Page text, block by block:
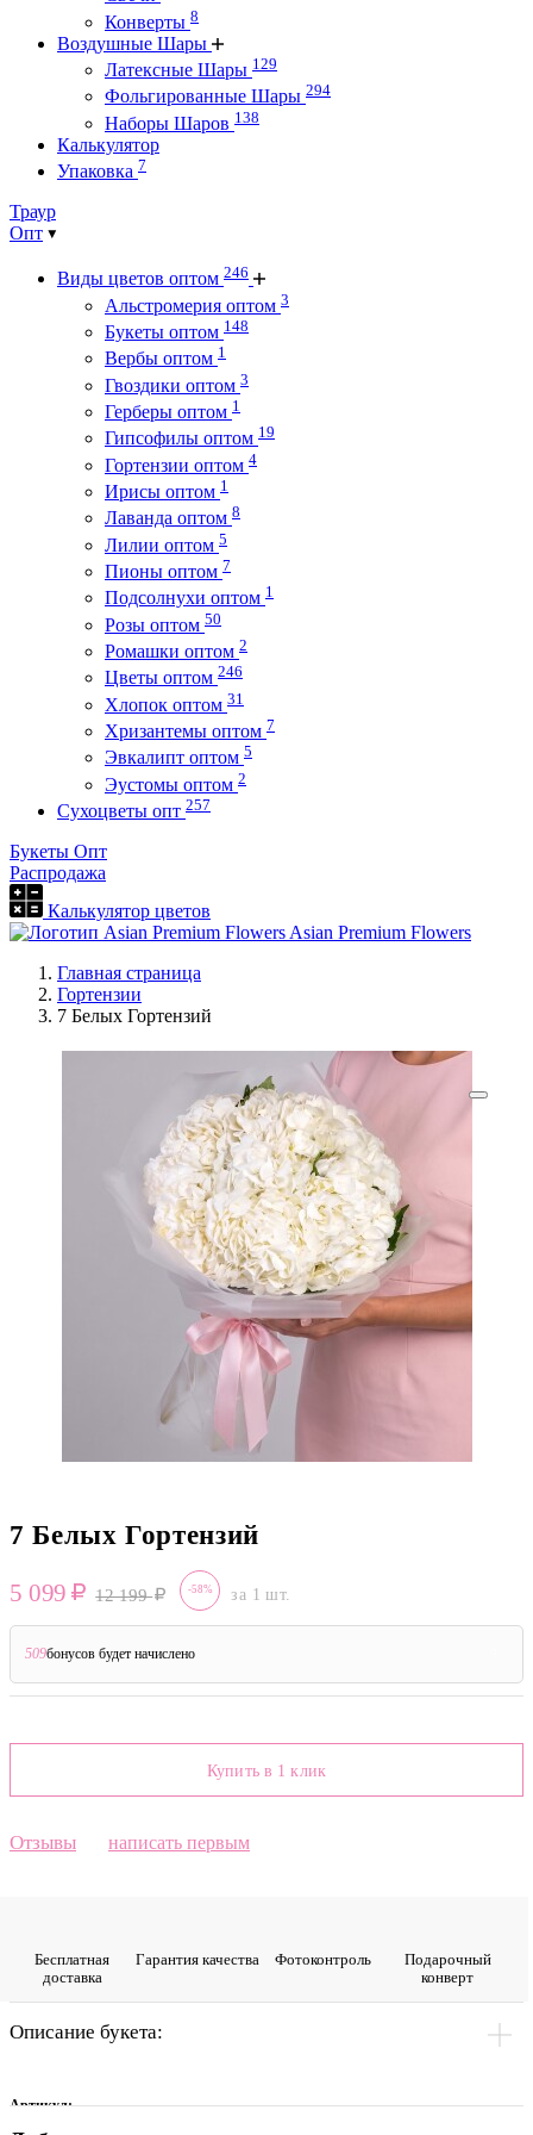
Конверты 8
Воздушные Шары
Латексные Шары 129
Фольгированные Шары 294
Наборы Шаров 138
Калькулятор
Упаковка 7
Траур
Опт
Виды цветов оптом 246
Альстромерия оптом 3
Букеты оптом 148
Вербы оптом 1
Гвоздики оптом 3
Герберы оптом 1
Гипсофилы оптом 19
Гортензии оптом 4
Ирисы оптом 1
Лаванда оптом 8
Лилии оптом 5
Пионы оптом 7
Подсолнухи оптом 1
Розы оптом 50
Ромашки оптом 2
Цветы оптом 246
Хлопок оптом 31
Хризантемы оптом 7
Эвкалипт оптом 5
Эустомы оптом 2
Сухоцветы опт 257
Букеты Опт
Распродажа
Калькулятор цветов
Asian Premium Flowers
Главная страница
Гортензии
7 Белых Гортензий
7 Белых Гортензий
5 099 12 199 -58% за 1 шт.
509бонусов будет начислено
Купить в 1 клик
Отзывы написать первым
Бесплатная
доставка
Гарантия качества Фото­контроль
Подарочный
конверт
Описание букета:
Артикул: